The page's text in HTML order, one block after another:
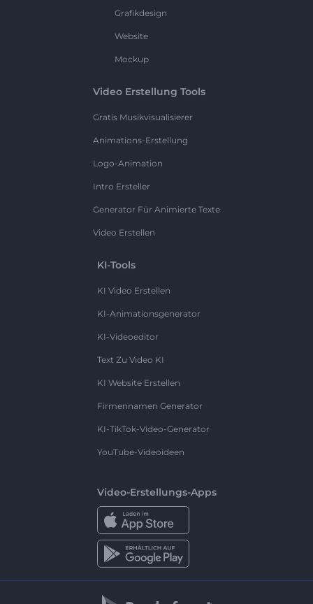
Grafikdesign
Website
Mockup
Video Erstellung Tools
Gratis Musikvisualisierer
Animations-Erstellung
Logo-Animation
Intro Ersteller
Generator Für Animierte Texte
Video Erstellen
KI-Tools
KI Video Erstellen
KI-Animationsgenerator
KI-Videoeditor
Text Zu Video KI
KI Website Erstellen
Firmennamen Generator
KI-TikTok-Video-Generator
YouTube-Videoideen
Video-Erstellungs-Apps